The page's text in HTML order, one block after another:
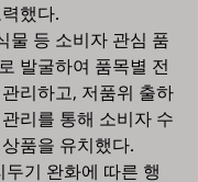
했다.
발굴하여 품목별 전
리하고, 저품위 출하
리를 통해 소비자 수
품을 유치했다.